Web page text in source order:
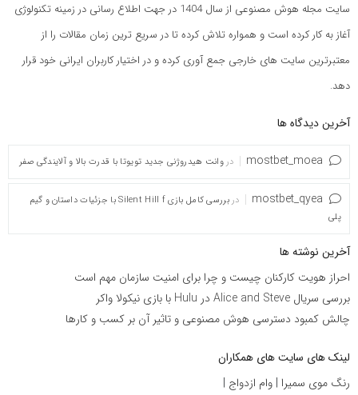
سایت مجله هوش مصنوعی از سال 1404 در جهت اطلاع رسانی در زمینه تکنولوژی
آغاز به کار کرده است و همواره تلاش کرده تا در سریع ترین زمان مقالات را از
معتبرترین سایت های خارجی جمع آوری کرده و در اختیار کاربران ایرانی خود قرار
دهد.
آخرین دیدگاه ها
mostbet_moea در وانت هیدروژنی جدید تویوتا با قدرت بالا و آلایندگی صفر
mostbet_qyea در
بررسی کامل بازی Silent Hill f با جزئیات داستان و گیم
پلی
آخرین نوشته ها
احراز هویت کارکنان چیست و چرا برای امنیت سازمان مهم است
بررسی سریال Alice and Steve در Hulu با بازی نیکولا واکر
چالش کمبود دسترسی هوش مصنوعی و تاثیر آن بر کسب و کارها
لینک های سایت های همکاران
رنگ موی سمیرا | وام ازدواج |